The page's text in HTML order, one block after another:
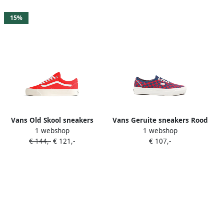
15%
Vans Old Skool sneakers
Rood
1 webshop
€ 144,- € 121,-
Vans Geruite sneakers Rood
1 webshop
€ 107,-